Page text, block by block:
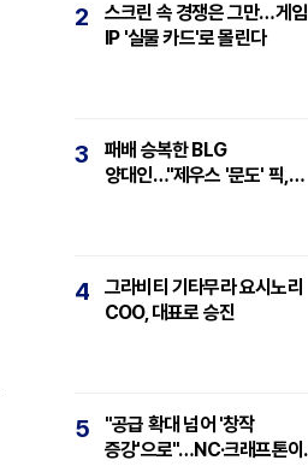
2
스크린 속 경쟁은 그만…게임
IP '실물 카드'로 몰린다
3
패배 승복한 BLG
양대인…"제우스 '문도' 픽,
4
그라비티 기타무라 요시노리
COO, 대표로 승진
5
"공급 확대 넘어 '창작
증강'으로"…NC·크래프톤이